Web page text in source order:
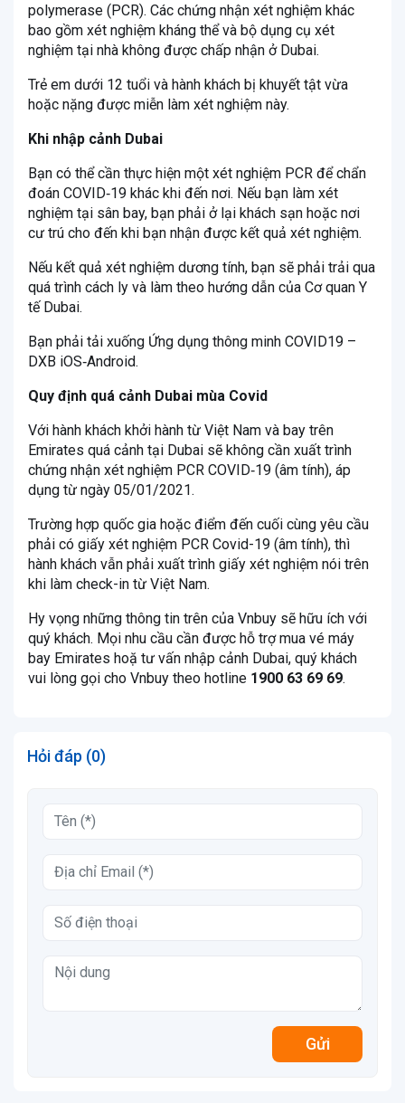
polymerase (PCR). Các chứng nhận xét nghiệm khác
bao gồm xét nghiệm kháng thể và bộ dụng cụ xét
nghiệm tại nhà không được chấp nhận ở Dubai.
Trẻ em dưới 12 tuổi và hành khách bị khuyết tật vừa
hoặc nặng được miễn làm xét nghiệm này.
Khi nhập cảnh Dubai
Bạn có thể cần thực hiện một xét nghiệm PCR để chẩn
đoán COVID‑19 khác khi đến nơi. Nếu bạn làm xét
nghiệm tại sân bay, bạn phải ở lại khách sạn hoặc nơi
cư trú cho đến khi bạn nhận được kết quả xét nghiệm.
Nếu kết quả xét nghiệm dương tính, bạn sẽ phải trải qua
quá trình cách ly và làm theo hướng dẫn của Cơ quan Y
tế Dubai.
Bạn phải tải xuống Ứng dụng thông minh COVID19 –
DXB iOS‑Android.
Quy định quá cảnh Dubai mùa Covid
Với hành khách khởi hành từ Việt Nam và bay trên
Emirates quá cảnh tại Dubai sẽ không cần xuất trình
chứng nhận xét nghiệm PCR COVID‑19 (âm tính), áp
dụng từ ngày 05/01/2021.
Trường hợp quốc gia hoặc điểm đến cuối cùng yêu cầu
phải có giấy xét nghiệm PCR Covid-19 (âm tính), thì
hành khách vẫn phải xuất trình giấy xét nghiệm nói trên
khi làm check-in từ Việt Nam.
Hy vọng những thông tin trên của Vnbuy sẽ hữu ích với
quý khách. Mọi nhu cầu cần được hỗ trợ mua vé máy
bay Emirates hoặ tư vấn nhập cảnh Dubai, quý khách
vui lòng gọi cho Vnbuy theo hotline 1900 63 69 69.
Hỏi đáp (0)
Gửi